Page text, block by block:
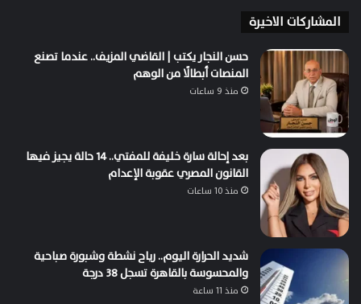
المشاركات الاخيرة
حسن النجار يكتب | القاضي المزيف.. عندما تصنع
المنصات أبطالًا من الوهم
منذ 9 ساعات
بعد إحالة سارة خليفة للمفتي.. 14 حالة يجيز فيها
القانون المصري عقوبة الإعدام
منذ 10 ساعات
شديد الحرارة اليوم.. رياح نشطة وشبورة صباحية
والمحسوسة بالقاهرة تسجل 38 درجة
منذ 11 ساعة